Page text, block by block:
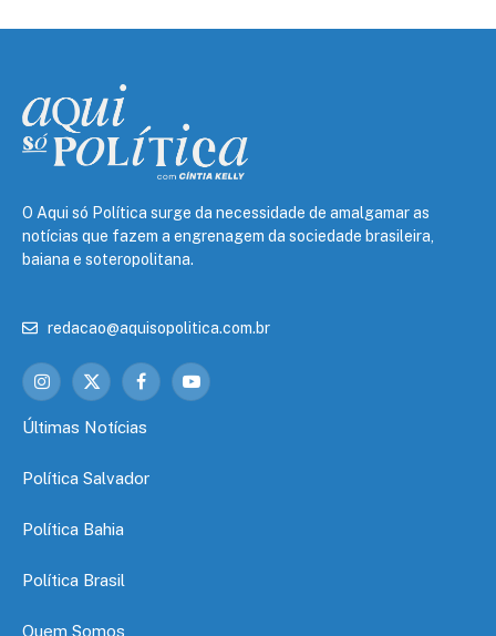
O Aqui só Política surge da necessidade de amalgamar as
notícias que fazem a engrenagem da sociedade brasileira,
baiana e soteropolitana.
redacao@aquisopolitica.com.br
Instagram
X
FacebookYouTube
Últimas Notícias
Política Salvador
Política Bahia
Política Brasil
Quem Somos